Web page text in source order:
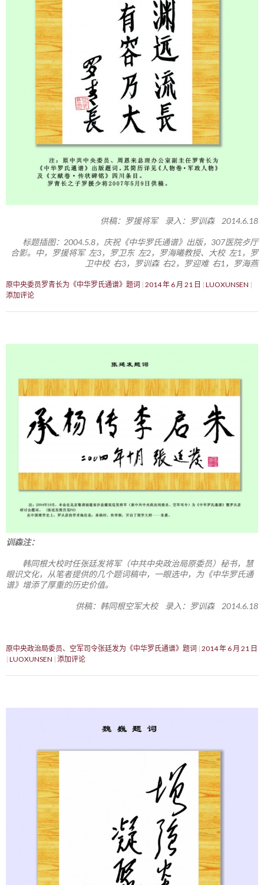
供稿：罗援将军 录入：罗训森 2014.6.18
标题插图：2004.5.8，庆祝《中华罗氏通谱》出版，307医院歺厅
合影。中，罗援将军 左3，罗卫东 左2，罗海曦教授、大校 左1，罗
卫中校 右3，罗训森 右2，罗迎难 右1，罗海燕
原中央委员罗青长为《中华罗氏通谱》题词 2014 年 6 月 21 日
LUOXUNSEN
添加评论
训森注：
韩同根大校时任张廷发将军（中共中央政治局原委员）秘书，慧
眼识文化，从笔者提供的几个题词稿中，一眼选中，为《中华罗氏通
谱》增添了厚重的历史价值。
供稿：韩同根空军大校 录入：罗训森 2014.6.18
原中央政治局委员、空军司令张廷发为《中华罗氏通谱》题词 2014 年 6 月 21 日
LUOXUNSEN 添加评论